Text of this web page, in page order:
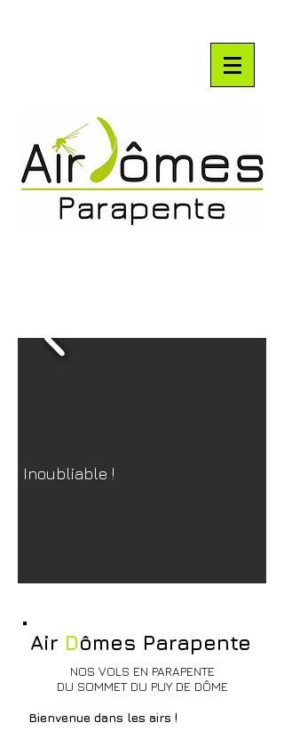
Inoubliable !
Air Dômes Parapente
NOS VOLS EN PARAPENTE
DU SOMMET DU PUY DE DÔME
Bienvenue dans les airs !